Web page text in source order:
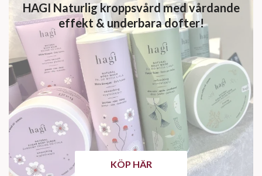
HAGI Naturlig kroppsvård med vårdande
effekt & underbara dofter!
KÖP HÄR